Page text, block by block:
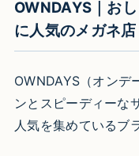
OWNDAYS｜お
に人気のメガネ店
OWNDAYS（オンデ
ンとスピーディーな
人気を集めているブ